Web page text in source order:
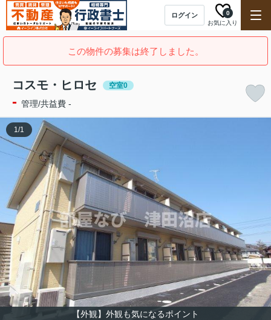
ログイン
お気に入り
0
この物件の募集は終了しました。
コスモ・ヒロセ 空室0
- 管理/共益費 -
【外観】外観も気になるポイント
1/1